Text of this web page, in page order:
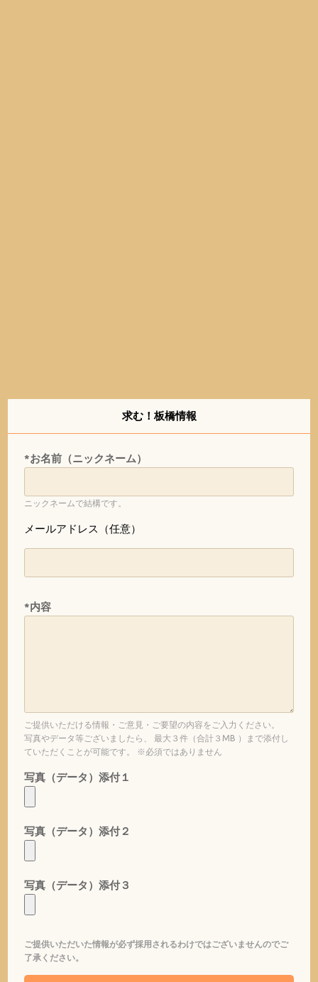
求む！板橋情報
*お名前（ニックネーム）
ニックネームで結構です。
メールアドレス（任意）
*内容
ご提供いただける情報・ご意見・ご要望の内容をご入力ください。
写真やデータ等ございましたら、 最大３件（合計３MB ）まで添付し
ていただくことが可能です。 ※必須ではありません
写真（データ）添付１
写真（データ）添付２
写真（データ）添付３
ご提供いただいた情報が必ず採用されるわけではございませんのでご
了承ください。